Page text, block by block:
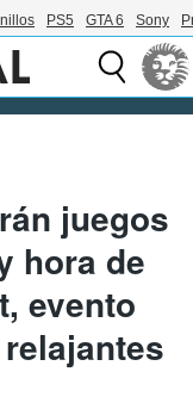
PS5 GTA 6 Sony
juegos
hora de
evento